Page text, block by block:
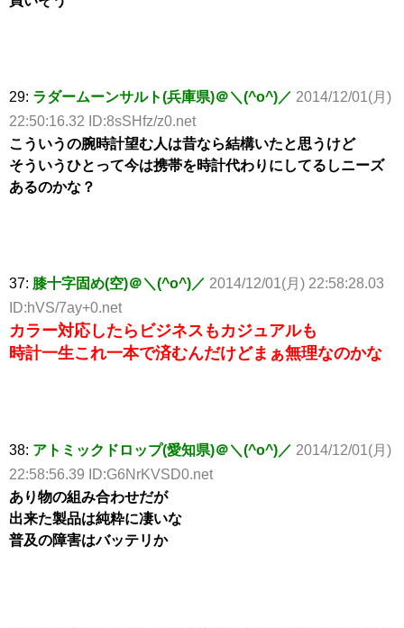
29: ラダームーンサルト(兵庫県)＠＼(^o^)／ 2014/12/01(月)
22:50:16.32 ID:8sSHfz/z0.net
こういうの腕時計望む人は昔なら結構いたと思うけど
そういうひとって今は携帯を時計代わりにしてるしニーズ
あるのかな？
37: 膝十字固め(空)＠＼(^o^)／ 2014/12/01(月) 22:58:28.03
ID:hVS/7ay+0.net
カラー対応したらビジネスもカジュアルも
時計一生これ一本で済むんだけどまぁ無理なのかな
38: アトミックドロップ(愛知県)＠＼(^o^)／ 2014/12/01(月)
22:58:56.39 ID:G6NrKVSD0.net
あり物の組み合わせだが
出来た製品は純粋に凄いな
普及の障害はバッテリか